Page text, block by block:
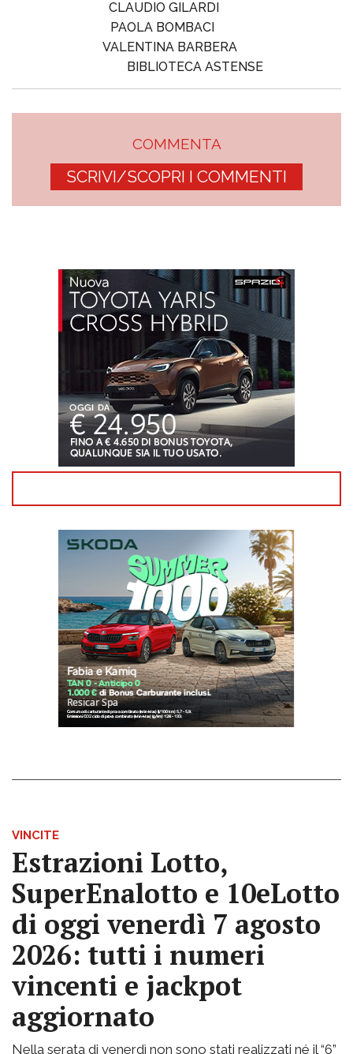
CLAUDIO GILARDI
PAOLA BOMBACI
VALENTINA BARBERA
BIBLIOTECA ASTENSE
COMMENTA
SCRIVI/SCOPRI I COMMENTI
VINCITE
Estrazioni Lotto,
SuperEnalotto e 10eLotto
di oggi venerdì 7 agosto
2026: tutti i numeri
vincenti e jackpot
aggiornato
Nella serata di venerdì non sono stati realizzati né il “6”